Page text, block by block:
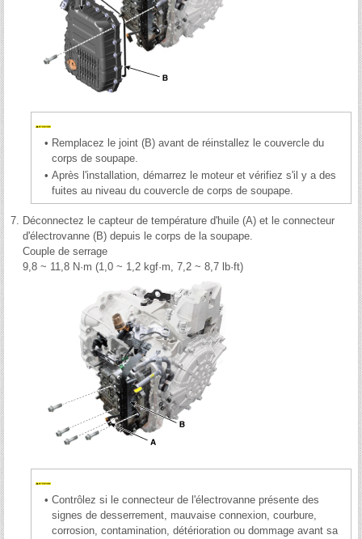
• Remplacez le joint (B) avant de réinstallez le couvercle du
corps de soupape.
• Après l'installation, démarrez le moteur et vérifiez s'il y a des
fuites au niveau du couvercle de corps de soupape.
7. Déconnectez le capteur de température d'huile (A) et le connecteur
d'électrovanne (B) depuis le corps de la soupape.
Couple de serrage
9,8 ~ 11,8 N·m (1,0 ~ 1,2 kgf·m, 7,2 ~ 8,7 lb·ft)
• Contrôlez si le connecteur de l'électrovanne présente des
signes de desserrement, mauvaise connexion, courbure,
corrosion, contamination, détérioration ou dommage avant sa